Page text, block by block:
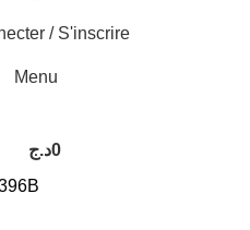
/ S'inscrire
Menu
0د.ج